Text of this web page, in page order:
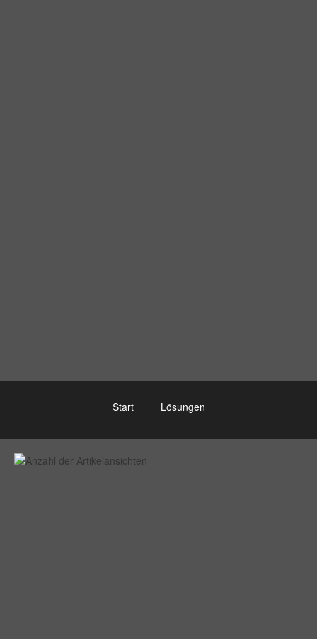
Start Lösungen